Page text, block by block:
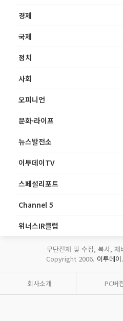
경제
국제
정치
사회
오피니언
문화·라이프
뉴스발전소
이투데이TV
스페셜리포트
Channel 5
위너스IR클럽
무단전재 및 수집, 복사, 재
Copyright 2006. 이투데이
회사소개 PC버